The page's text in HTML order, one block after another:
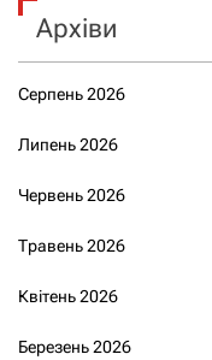
Архіви
Серпень 2026
Липень 2026
Червень 2026
Травень 2026
Квітень 2026
Березень 2026